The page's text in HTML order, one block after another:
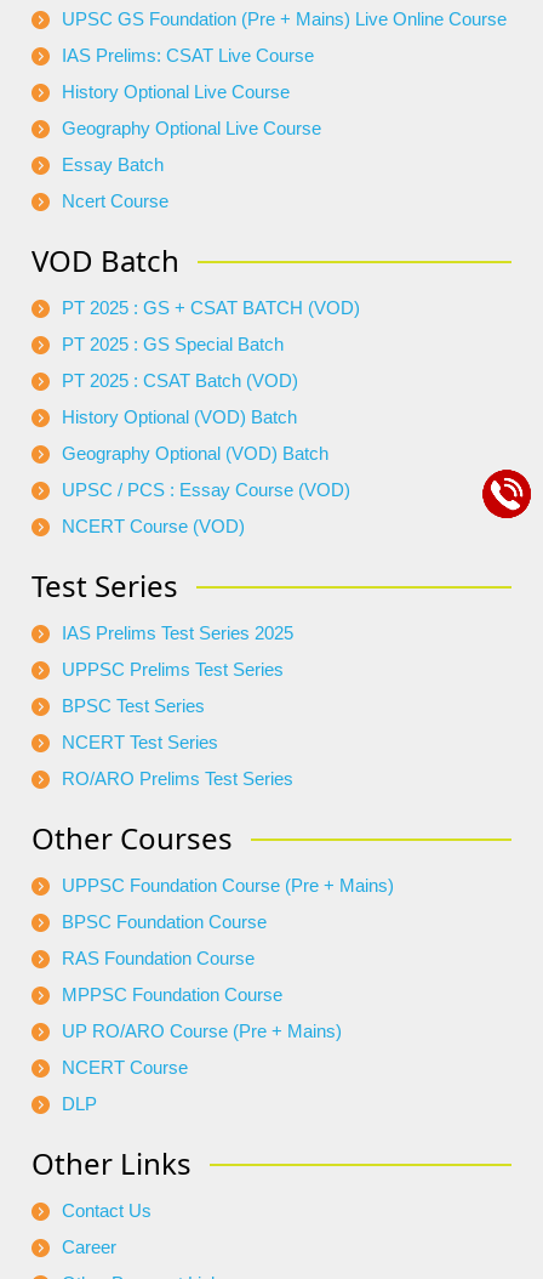
UPSC GS Foundation (Pre + Mains) Live Online Course
IAS Prelims: CSAT Live Course
History Optional Live Course
Geography Optional Live Course
Essay Batch
Ncert Course
VOD Batch
PT 2025 : GS + CSAT BATCH (VOD)
PT 2025 : GS Special Batch
PT 2025 : CSAT Batch (VOD)
History Optional (VOD) Batch
Geography Optional (VOD) Batch
UPSC / PCS : Essay Course (VOD)
NCERT Course (VOD)
Test Series
IAS Prelims Test Series 2025
UPPSC Prelims Test Series
BPSC Test Series
NCERT Test Series
RO/ARO Prelims Test Series
Other Courses
UPPSC Foundation Course (Pre + Mains)
BPSC Foundation Course
RAS Foundation Course
MPPSC Foundation Course
UP RO/ARO Course (Pre + Mains)
NCERT Course
DLP
Other Links
Contact Us
Career